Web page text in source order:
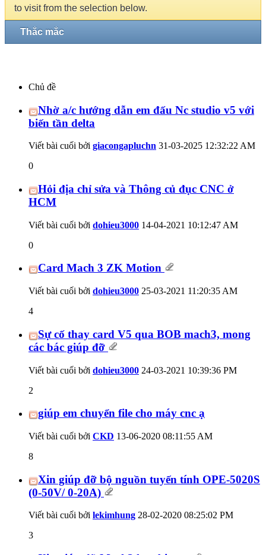
to visit from the selection below.
Thắc mắc
Chủ đề
Nhờ a/c hướng dẫn em đấu Nc studio v5 với
biến tần delta
Viết bài cuối bởi giacongapluchn 31-03-2025 12:32:22 AM
0
Hỏi địa chỉ sửa và Thông củ đục CNC ở
HCM
Viết bài cuối bởi dohieu3000 14-04-2021 10:12:47 AM
0
Card Mach 3 ZK Motion
Viết bài cuối bởi dohieu3000 25-03-2021 11:20:35 AM
4
Sự cố thay card V5 qua BOB mach3, mong
các bác giúp đỡ
Viết bài cuối bởi dohieu3000 24-03-2021 10:39:36 PM
2
giúp em chuyển file cho máy cnc ạ
Viết bài cuối bởi CKD 13-06-2020 08:11:55 AM
8
Xin giúp đỡ bộ nguồn tuyến tính OPE-5020S
(0-50V/ 0-20A)
Viết bài cuối bởi lekimhung 28-02-2020 08:25:02 PM
3